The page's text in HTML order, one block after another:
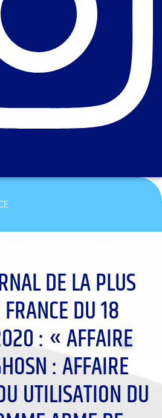
DE LA PLUS
DU 18
: « AFFAIRE
: AFFAIRE
UTILISATION DU